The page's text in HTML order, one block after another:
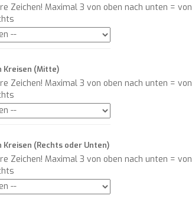
Zeichen! Maximal 3 von oben nach unten = von
Kreisen (Mitte)
Zeichen! Maximal 3 von oben nach unten = von
Kreisen (Rechts oder Unten)
Zeichen! Maximal 3 von oben nach unten = von